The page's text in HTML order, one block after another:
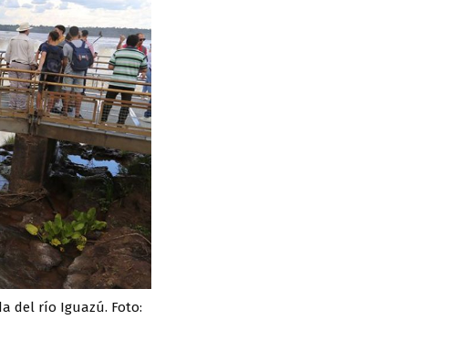
del río Iguazú. Foto: